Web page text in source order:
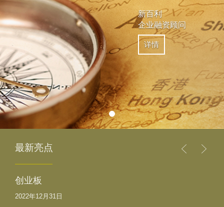
新百利
企业融资顾问
详情
最新亮点
创业板
2022年12月31日